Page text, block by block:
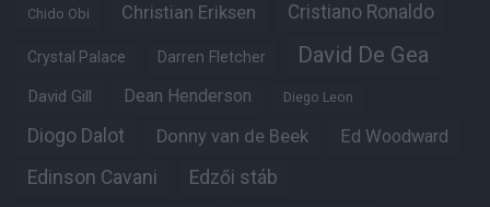
Chido Obi Christian Eriksen Cristiano Ronaldo
Crystal Palace Darren Fletcher David De Gea
David Gill Dean Henderson Diego Leon
Diogo Dalot Donny van de Beek Ed Woodward
Edinson Cavani Edzői stáb